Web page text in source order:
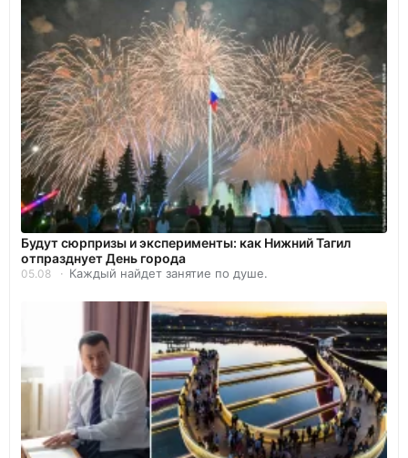
Будут сюрпризы и эксперименты: как Нижний Тагил
отпразднует День города
05.08 Каждый найдет занятие по душе.